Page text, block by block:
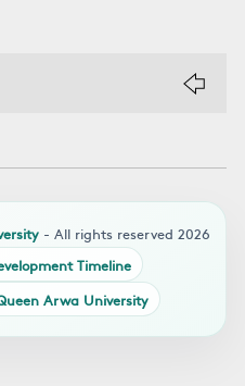
- All rights reserved 2026
Timeline
Arwa University